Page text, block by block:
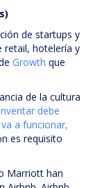
de startups y
retail, hotelería y
Growth que
de la cultura
debe
a funcionar,
es requisito
Marriott han